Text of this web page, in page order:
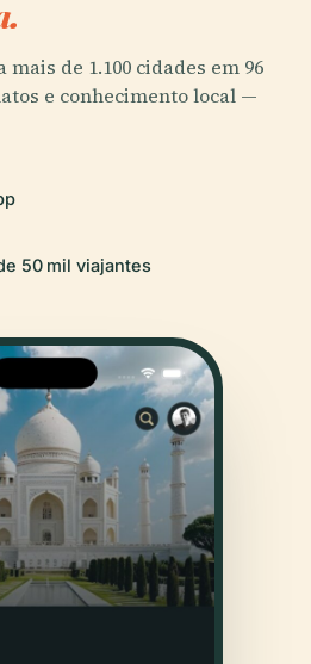
de 1.100 cidades em 96
e conhecimento local —
50 mil viajantes